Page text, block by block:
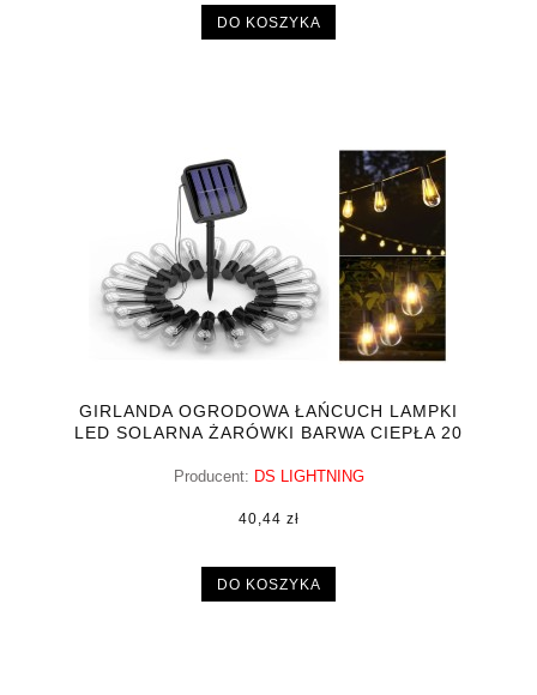
DO KOSZYKA
GIRLANDA OGRODOWA ŁAŃCUCH LAMPKI
LED SOLARNA ŻARÓWKI BARWA CIEPŁA 20
Producent: DS LIGHTNING
40,44 zł
DO KOSZYKA